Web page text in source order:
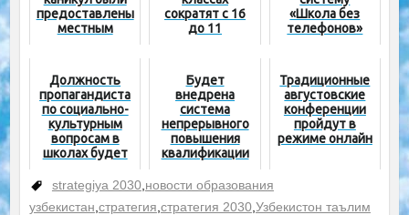
предоставлены
местным
сократят с 16
до 11
«Школа без
телефонов»
Должность
пропагандиста
по социально-
культурным
вопросам в
школах будет
Будет
внедрена
система
непрерывного
повышения
квалификации
Традиционные
августовские
конференции
пройдут в
режиме онлайн
strategiya 2030, новости образования
узбекистан стратегия стратегия 2030, Узбекистон таълим